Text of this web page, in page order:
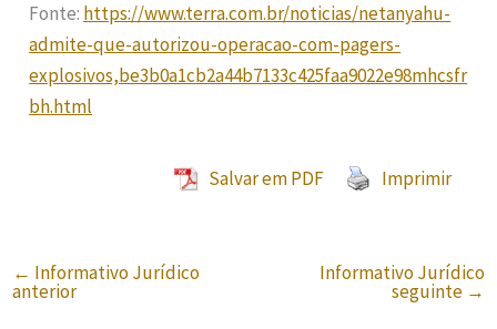
Fonte: https://www.terra.com.br/noticias/netanyahu-
admite-que-autorizou-operacao-com-pagers-
explosivos,be3b0a1cb2a44b7133c425faa9022e98mhcsfr
bh.html
Salvar em PDF Imprimir
← Informativo Jurídico
anterior
Informativo Jurídico
seguinte →